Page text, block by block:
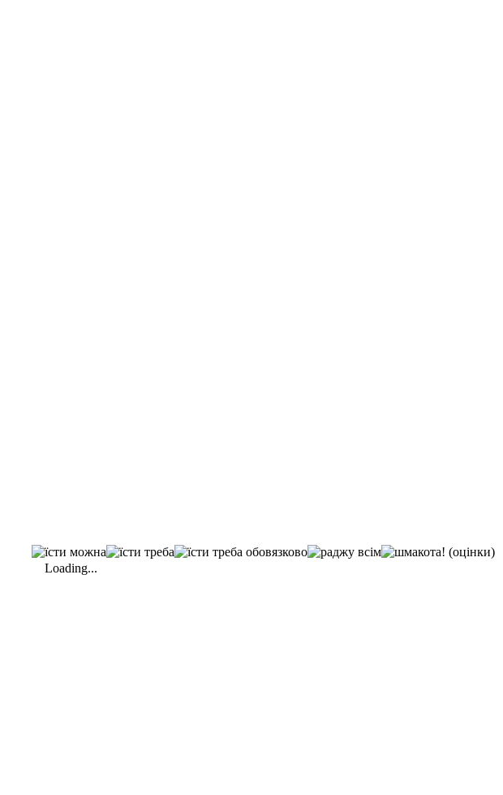
(оцінки)
Loading...